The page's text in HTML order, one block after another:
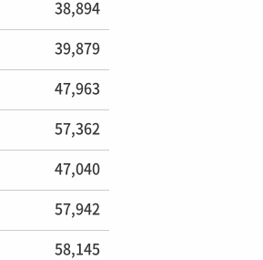
38,894
39,879
47,963
57,362
47,040
57,942
58,145